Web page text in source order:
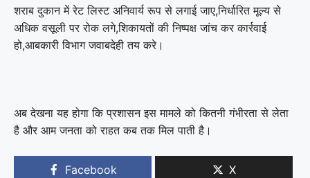
शराब दुकान में रेट लिस्ट अनिवार्य रूप से लगाई जाए,निर्धारित मूल्य से
अधिक वसूली पर रोक लगे,शिकायतों की निष्पक्ष जांच कर कार्रवाई
हो,आबकारी विभाग जवाबदेही तय करे।
अब देखना यह होगा कि प्रशासन इस मामले को कितनी गंभीरता से लेता
है और आम जनता को राहत कब तक मिल पाती है।
Facebook X